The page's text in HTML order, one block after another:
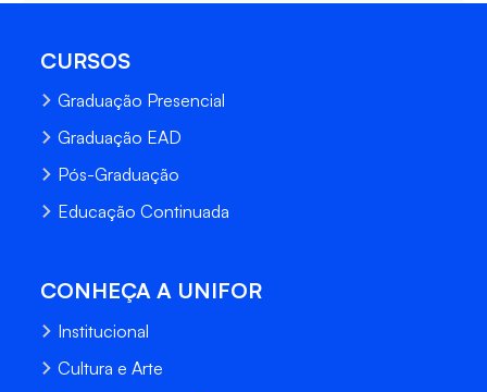
CURSOS
Graduação Presencial
Graduação EAD
Pós-Graduação
Educação Continuada
CONHEÇA A UNIFOR
Institucional
Cultura e Arte